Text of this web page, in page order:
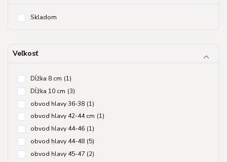
Skladom
Veľkosť
Dĺžka 8 cm (1)
Dĺžka 10 cm (3)
obvod hlavy 36-38 (1)
obvod hlavy 42-44 cm (1)
obvod hlavy 44-46 (1)
obvod hlavy 44-48 (5)
obvod hlavy 45-47 (2)